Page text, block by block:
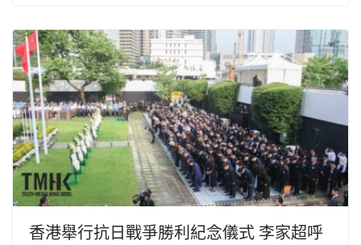
香港舉行抗日戰爭勝利紀念儀式 李家超呼